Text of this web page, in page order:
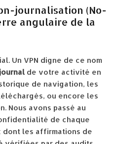
journalisation (No-
angulaire de la
Un VPN digne de ce nom
de votre activité en
de navigation, les
ou encore les
Nous avons passé au
de chaque
les affirmations de